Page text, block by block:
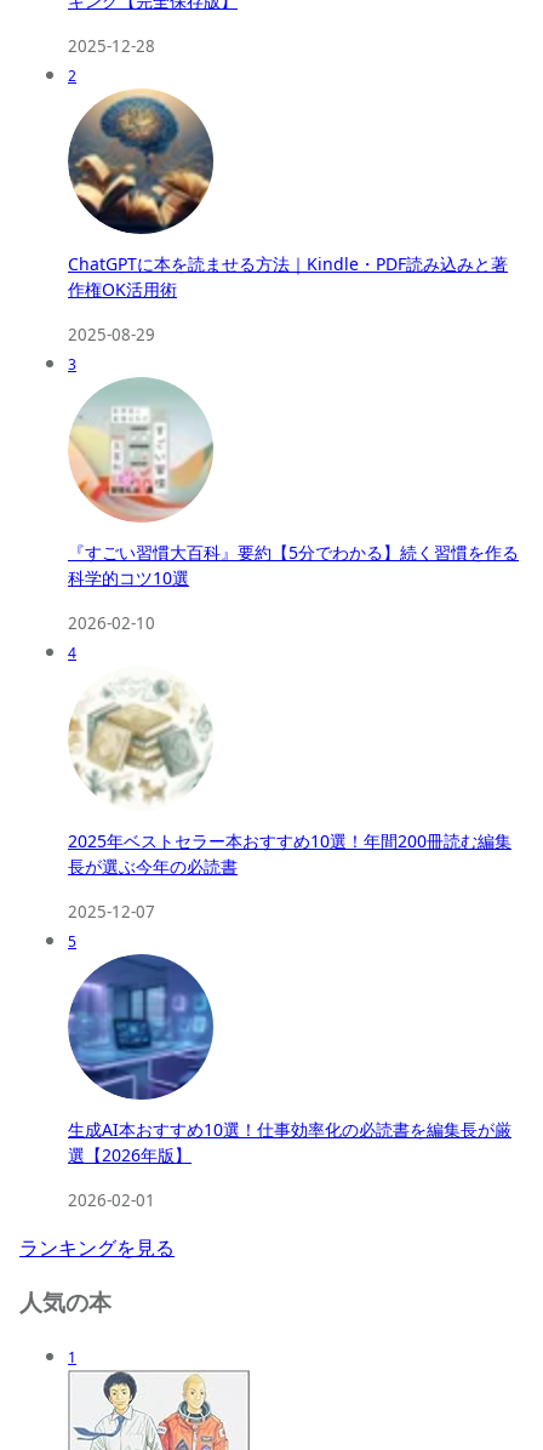
2025-12-28
2
ChatGPTに本を読ませる方法｜Kindle・PDF読み込みと著
作権OK活用術
2025-08-29
3
『すごい習慣大百科』要約【5分でわかる】続く習慣を作る
科学的コツ10選
2026-02-10
4
2025年ベストセラー本おすすめ10選！年間200冊読む編集
長が選ぶ今年の必読書
2025-12-07
5
生成AI本おすすめ10選！仕事効率化の必読書を編集長が厳
選【2026年版】
2026-02-01
ランキングを見る
人気の本
1